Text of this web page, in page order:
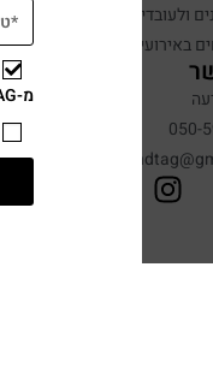
ולעובדים
באירועים
050-
מ-HUG&TAG באמצעות דוא”ל ו/או SMS.